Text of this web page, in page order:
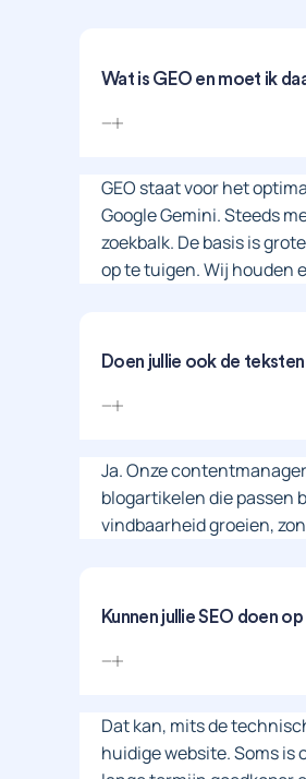
Wat is GEO en moet ik
GEO staat voor het
Google Gemini. Steeds
zoekbalk. De basis is
op te tuigen. Wij houden
Doen jullie ook de
Ja. Onze
blogartikelen die passen
vindbaarheid groeien,
Kunnen jullie SEO doen
Dat kan, mits de
huidige website. Soms is